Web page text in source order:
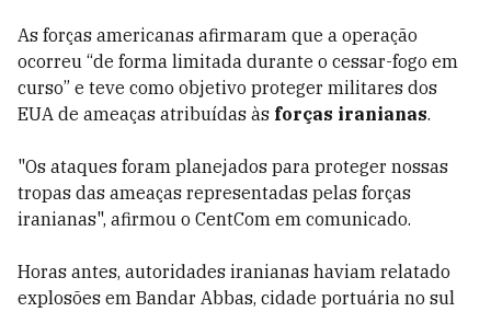
As forças americanas afirmaram que a operação
ocorreu “de forma limitada durante o cessar-fogo em
curso” e teve como objetivo proteger militares dos
EUA de ameaças atribuídas às forças iranianas.
"Os ataques foram planejados para proteger nossas
tropas das ameaças representadas pelas forças
iranianas", afirmou o CentCom em comunicado.
Horas antes, autoridades iranianas haviam relatado
explosões em Bandar Abbas, cidade portuária no sul